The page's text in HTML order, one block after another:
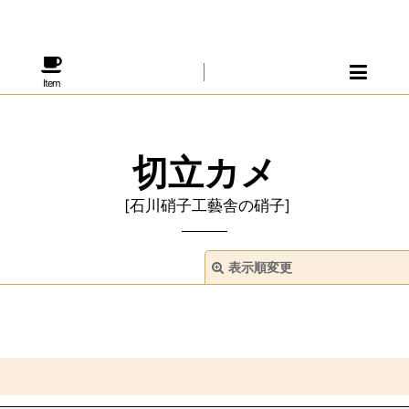
Item
切立カメ
[石川硝子工藝舎の硝子]
表示順変更